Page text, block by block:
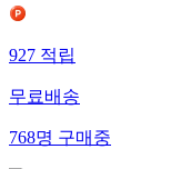
927적립
무료배송
768명구매중